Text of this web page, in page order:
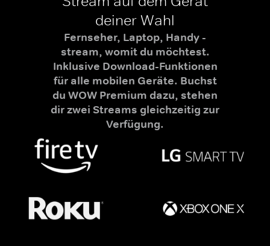
deiner Wahl
Fernseher, Laptop, Handy -
stream, womit du möchtest.
Inklusive Download-Funktionen
für alle mobilen Geräte. Buchst
du WOW Premium dazu, stehen
dir zwei Streams gleichzeitig zur
Verfügung.